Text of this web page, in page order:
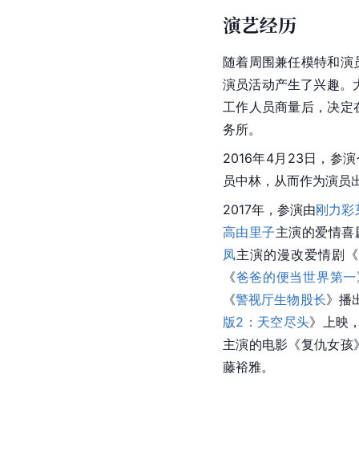
演艺经历
随着周围兼任模特和演
演员活动产生了兴趣
工作人员商量后，决
务所。
2016年4月23日，参
员中林，从而作为演员
2017年，参演由刚力彩
高由里子主演的爱情喜
凤主演的漫改爱情剧《
《爸爸的便当世界第一
《警视厅生物股长》播
版2：天空尽头》上映
主演的电影《复仇女
藤裕雅。